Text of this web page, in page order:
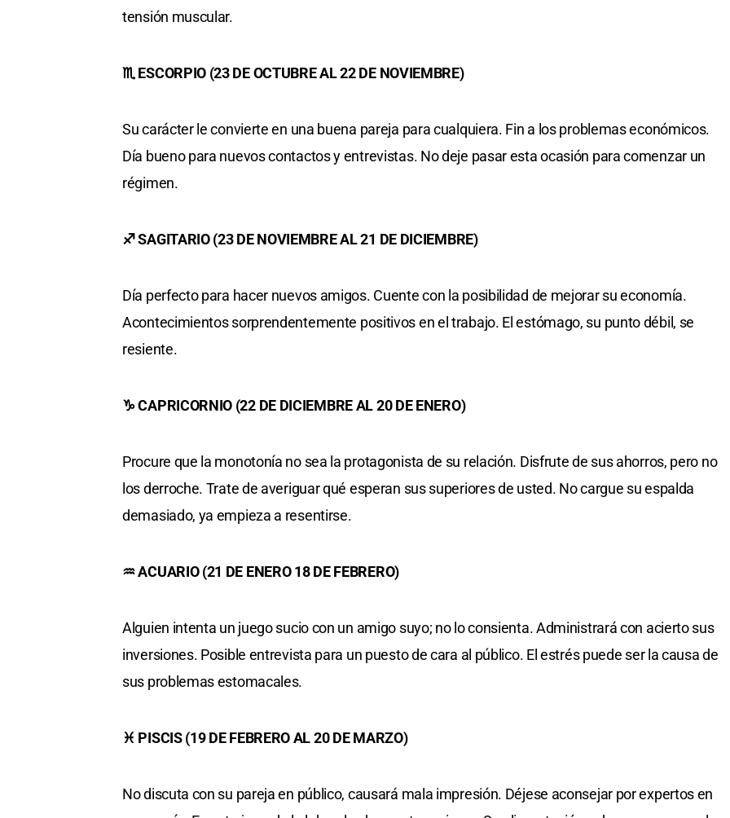
tensión muscular.
♏ ESCORPIO (23 DE OCTUBRE AL 22 DE NOVIEMBRE)
Su carácter le convierte en una buena pareja para cualquiera. Fin a los problemas económicos.
Día bueno para nuevos contactos y entrevistas. No deje pasar esta ocasión para comenzar un
régimen.
♐ SAGITARIO (23 DE NOVIEMBRE AL 21 DE DICIEMBRE)
Día perfecto para hacer nuevos amigos. Cuente con la posibilidad de mejorar su economía.
Acontecimientos sorprendentemente positivos en el trabajo. El estómago, su punto débil, se
resiente.
♑ CAPRICORNIO (22 DE DICIEMBRE AL 20 DE ENERO)
Procure que la monotonía no sea la protagonista de su relación. Disfrute de sus ahorros, pero no
los derroche. Trate de averiguar qué esperan sus superiores de usted. No cargue su espalda
demasiado, ya empieza a resentirse.
♒ ACUARIO (21 DE ENERO 18 DE FEBRERO)
Alguien intenta un juego sucio con un amigo suyo; no lo consienta. Administrará con acierto sus
inversiones. Posible entrevista para un puesto de cara al público. El estrés puede ser la causa de
sus problemas estomacales.
♓ PISCIS (19 DE FEBRERO AL 20 DE MARZO)
No discuta con su pareja en público, causará mala impresión. Déjese aconsejar por expertos en